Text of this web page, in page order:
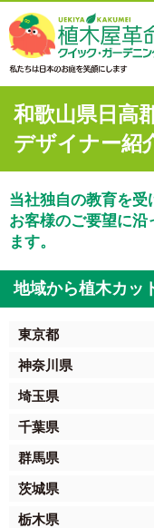
和歌山県日高
デザイナー紹
当社独自の教育を受
お客様のご要望に沿
ます。
地域から植木カッ
東京都
神奈川県
埼玉県
千葉県
群馬県
茨城県
栃木県